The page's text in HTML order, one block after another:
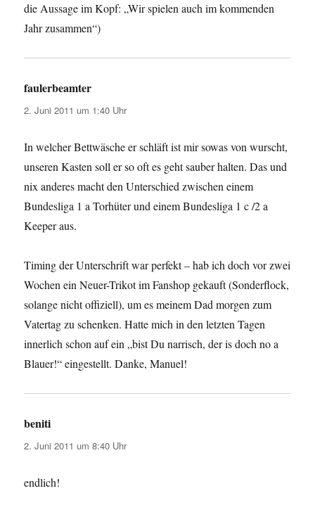
die Aussage im Kopf: „Wir spielen auch im kommenden
Jahr zusammen“)
faulerbeamter
2. Juni 2011 um 1:40 Uhr
In welcher Bettwäsche er schläft ist mir sowas von wurscht,
unseren Kasten soll er so oft es geht sauber halten. Das und
nix anderes macht den Unterschied zwischen einem
Bundesliga 1 a Torhüter und einem Bundesliga 1 c /2 a
Keeper aus.
Timing der Unterschrift war perfekt – hab ich doch vor zwei
Wochen ein Neuer-Trikot im Fanshop gekauft (Sonderflock,
solange nicht offiziell), um es meinem Dad morgen zum
Vatertag zu schenken. Hatte mich in den letzten Tagen
innerlich schon auf ein „bist Du narrisch, der is doch no a
Blauer!“ eingestellt. Danke, Manuel!
beniti
2. Juni 2011 um 8:40 Uhr
endlich!